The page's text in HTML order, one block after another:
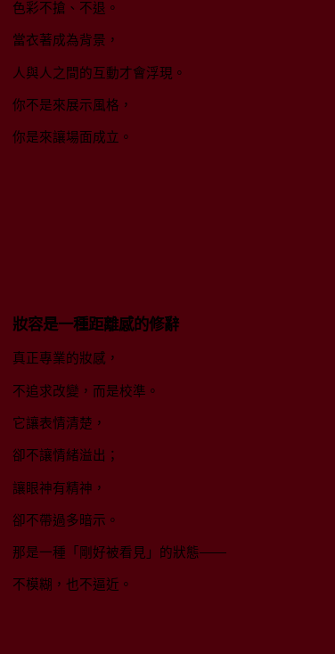
色彩不搶、不退。
當衣著成為背景，
人與人之間的互動才會浮現。
你不是來展示風格，
你是來讓場面成立。
妝容是一種距離感的修辭
真正專業的妝感，
不追求改變，而是校準。
它讓表情清楚，
卻不讓情緒溢出；
讓眼神有精神，
卻不帶過多暗示。
那是一種「剛好被看見」的狀態——
不模糊，也不逼近。